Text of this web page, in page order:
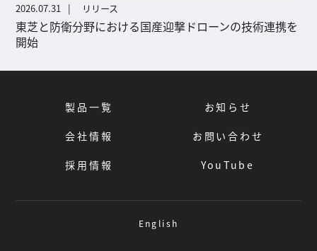
2026.07.31 リリース
東芝と防衛分野における国産迎撃ドローンの技術連携を
開始
製品一覧 お知らせ
会社情報 お問い合わせ
採用情報 YouTube
English